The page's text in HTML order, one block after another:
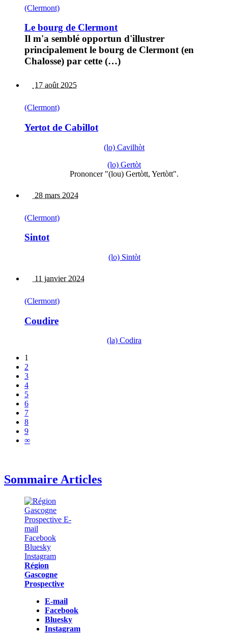
(Clermont)
Le bourg de Clermont
Il m'a semblé opportun d'illustrer
principalement le bourg de Clermont (en
Chalosse) par cette (…)
17 août 2025
(Clermont)
Yertot de Cabillot
(lo) Cavilhòt
(lo) Gertòt
Prononcer "(lou) Gertòtt, Yertòtt".
28 mars 2024
(Clermont)
Sintot
(lo) Sintòt
11 janvier 2024
(Clermont)
Coudire
(la) Codira
1
2
3
4
5
6
7
8
9
∞
Sommaire Articles
Région
Gascogne
Prospective
E-mail
Facebook
Bluesky
Instagram